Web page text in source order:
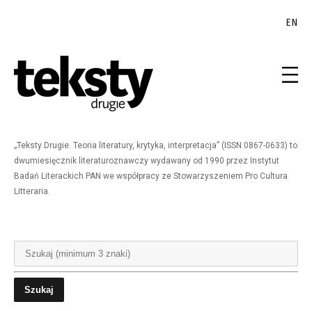
EN
„Teksty Drugie. Teoria literatury, krytyka, interpretacja” (ISSN 0867-0633) to
dwumiesięcznik literaturoznawczy wydawany od 1990 przez Instytut
Badań Literackich PAN we współpracy ze Stowarzyszeniem Pro Cultura
Litteraria.